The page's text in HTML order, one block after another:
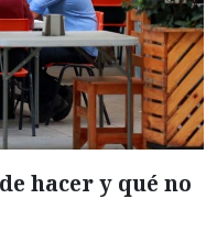
hacer y qué no